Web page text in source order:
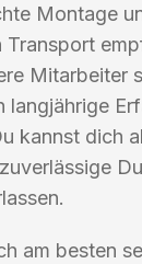
Montage
Transport
Mitarbeiter
langjährige
kannst dich
am besten